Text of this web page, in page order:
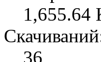
1,655.64
36